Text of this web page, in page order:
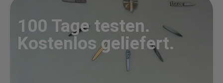
100 Tage testen.
Kostenlos geliefert.